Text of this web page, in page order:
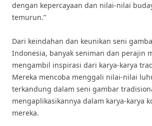
dengan kepercayaan dan nilai-nilai
temurun.”
Dari keindahan dan keunikan seni
Indonesia, banyak seniman dan perajin
mengambil inspirasi dari karya-karya
Mereka mencoba menggali nilai-nilai
terkandung dalam seni gambar
mengaplikasikannya dalam karya-karya
mereka.